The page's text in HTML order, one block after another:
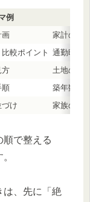
例
画
家計の収
較ポイント 通勤時間
方
土地の有
順
築年数の
け 家族の譲
で整える
、先に「絶